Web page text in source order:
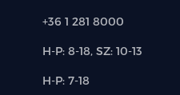
Telefon:
+36 1 281 8000
Új-
használt
H-P: 8-18, SZ: 10-13
Alkatrész,
H-P: 7-18